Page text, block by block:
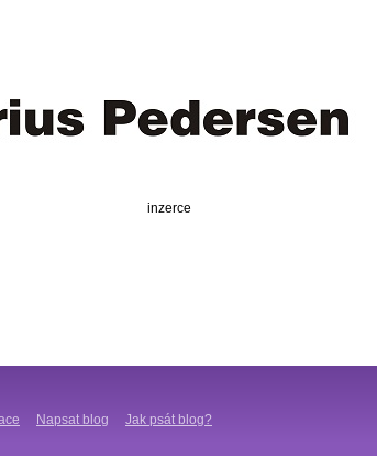
inzerce
Napsat blog Jak psát blog?